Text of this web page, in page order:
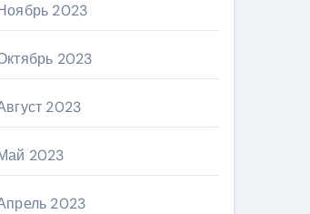
2023
2023
2023
2023
2023